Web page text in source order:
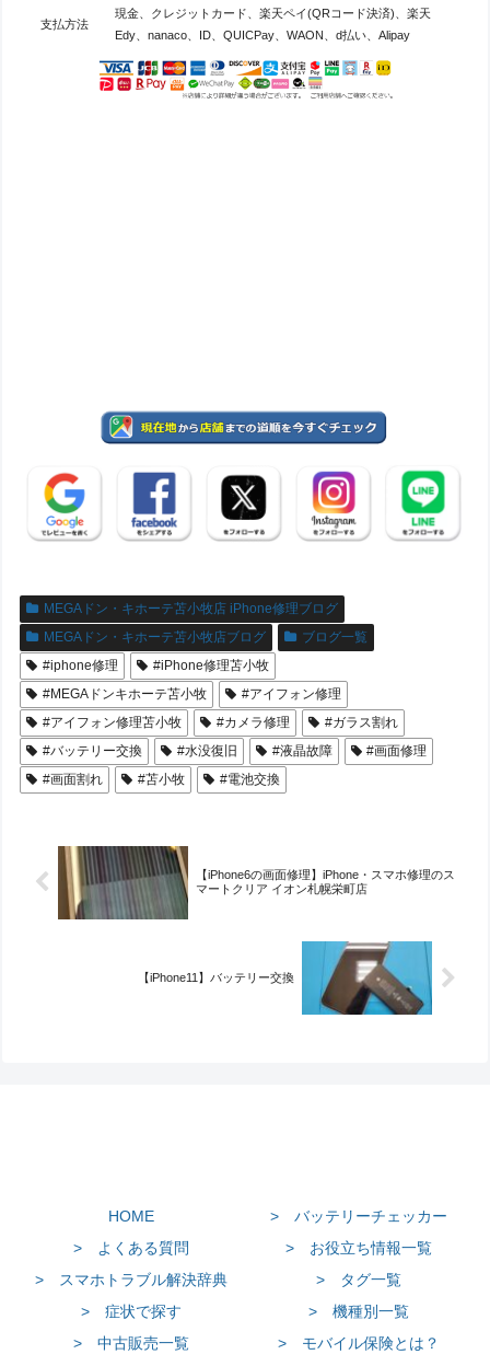
支払方法
現金、クレジットカード、楽天ペイ(QRコード決済)、楽天
Edy、nanaco、ID、QUICPay、WAON、d払い、Alipay
MEGAドン・キホーテ苫小牧店 iPhone修理ブログ
MEGAドン・キホーテ苫小牧店ブログ
ブログ一覧
#iphone修理
#iPhone修理苫小牧
#MEGAドンキホーテ苫小牧
#アイフォン修理
#アイフォン修理苫小牧
#カメラ修理
#ガラス割れ
#バッテリー交換
#水没復旧 #液晶故障
#画面修理
#画面割れ
#苫小牧 #電池交換
【iPhone6の画面修理】iPhone・スマホ修理のス
マートクリア イオン札幌栄町店
【iPhone11】バッテリー交換
HOME
> バッテリーチェッカー
> よくある質問
> お役立ち情報一覧
> スマホトラブル解決辞典
> タグ一覧
> 症状で探す
> 機種別一覧
> 中古販売一覧
> モバイル保険とは？